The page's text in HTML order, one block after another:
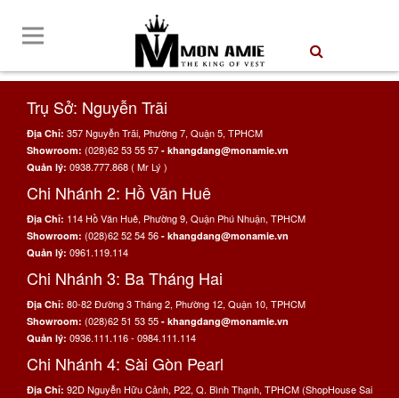
Trụ Sở: Nguyễn Trãi
Địa Chỉ: 357 Nguyễn Trãi, Phường 7, Quận 5, TPHCM
Showroom: (028)62 53 55 57 - khangdang@monamie.vn
Quản lý: 0938.777.868 ( Mr Lý )
Chi Nhánh 2: Hồ Văn Huê
Địa Chỉ: 114 Hồ Văn Huê, Phường 9, Quận Phú Nhuận, TPHCM
Showroom: (028)62 52 54 56 - khangdang@monamie.vn
Quản lý: 0961.119.114
Chi Nhánh 3: Ba Tháng Hai
Địa Chỉ: 80-82 Đường 3 Tháng 2, Phường 12, Quận 10, TPHCM
Showroom: (028)62 51 53 55 - khangdang@monamie.vn
Quản lý: 0936.111.116 - 0984.111.114
Chi Nhánh 4: Sài Gòn Pearl
Địa Chỉ: 92D Nguyễn Hữu Cảnh, P22, Q. Bình Thạnh, TPHCM (ShopHouse Sai